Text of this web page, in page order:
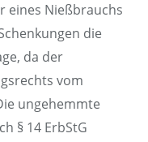
eines Nießbrauchs
die
da der
vom
ungehemmte
§ 14 ErbStG